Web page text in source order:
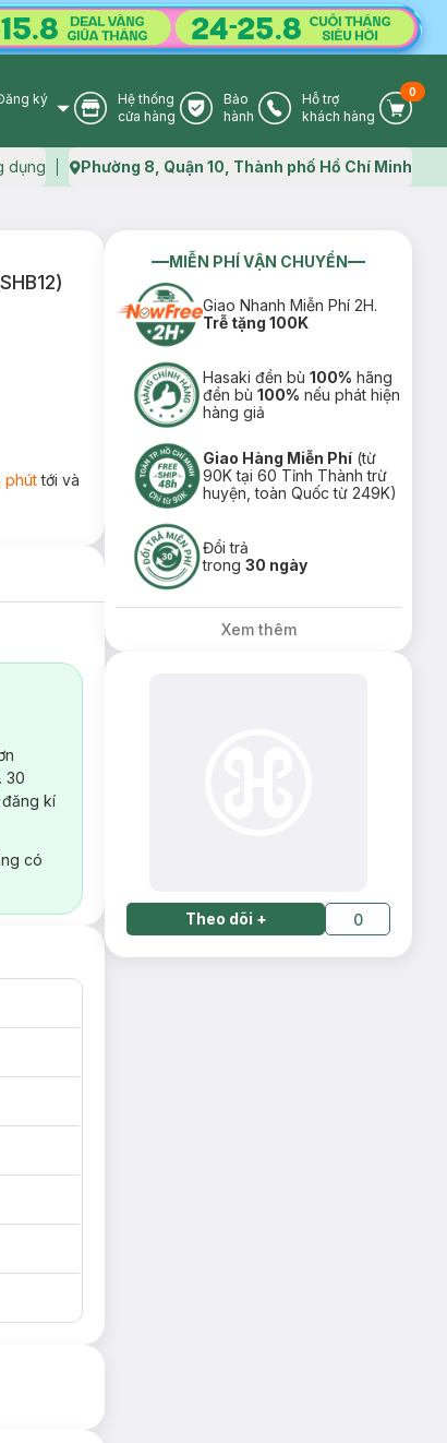
Icon
ký
Store Icon
Hệ thống
cửa hàng
Warranty Icon
Bảo
hành
Phone Icon
Hỗ trợ
khách hàng
Cart
0
dụng Map icon
Phường 8, Quận 10, Thành phố Hồ Chí Minh
phúttới và
30
kí
có
MIỄN PHÍ VẬN CHUYỂN
Giao Nhanh Miễn Phí 2H.
Trễ tặng 100K
Hasaki đền bù100% hãng
đền bù100% nếu phát hiện
hàng giả
Giao Hàng Miễn Phí (từ
90K tại 60 Tỉnh Thành trừ
huyện, toàn Quốc từ 249K)
Đổi trả
trong30 ngày
Xem thêm
Theo dõi + 0